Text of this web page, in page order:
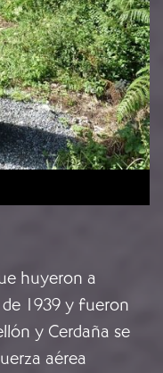
huyeron a
1939 y fueron
y Cerdaña se
aérea